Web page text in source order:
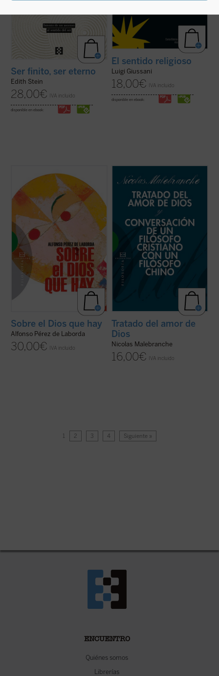
Ser finito, ser eterno
Edith Stein
28,00€ IVA incluido
disponible en ebook:
El sentido religioso
Luigi Giussani
18,00€ IVA incluido
disponible en ebook:
Lo que decimos en una una filosofía de la
carne sobre el Dios que hay, partiendo
siempre de un contexto de
experiencialidad, nos conduce a poder
decir que el mundo es creación, afirmando,
pues, un Dios creador. Pero esta mirada
nuestra nos ...(ver ficha)
Sobre el Dios que hay
Alfonso Pérez de Laborda
30,00€ IVA incluido
Malebranche, inéditos en español,
encontramos buena parte de los conceptos
esenciales de su metafísica y su
antropología, pero expuestas dentro del
fragor de algunas de las principales
controversias que marcaron ...
Tratado del amor de
Dios
Nicolas Malebranche
16,00€ IVA incluido
1 2 3 4 Siguiente »
ENCUENTRO
Quiénes somos
Librerías